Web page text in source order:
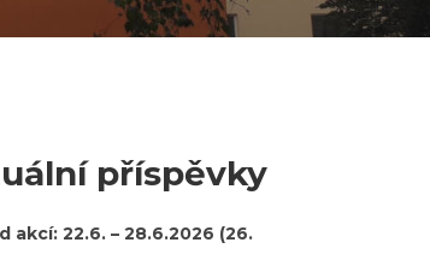
příspěvky
akcí: 22.6. – 28.6.2026 (26.